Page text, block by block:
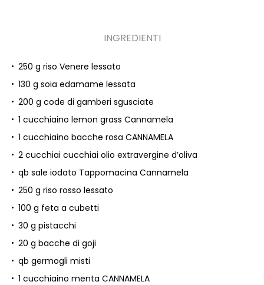
INGREDIENTI
250 g riso Venere lessato
130 g soia edamame lessata
200 g code di gamberi sgusciate
1 cucchiaino lemon grass Cannamela
1 cucchiaino bacche rosa CANNAMELA
2 cucchiai cucchiai olio extravergine d’oliva
qb sale iodato Tappomacina Cannamela
250 g riso rosso lessato
100 g feta a cubetti
30 g pistacchi
20 g bacche di goji
qb germogli misti
1 cucchiaino menta CANNAMELA